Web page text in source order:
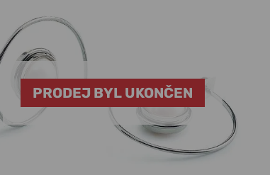
PRODEJ BYL UKONČEN